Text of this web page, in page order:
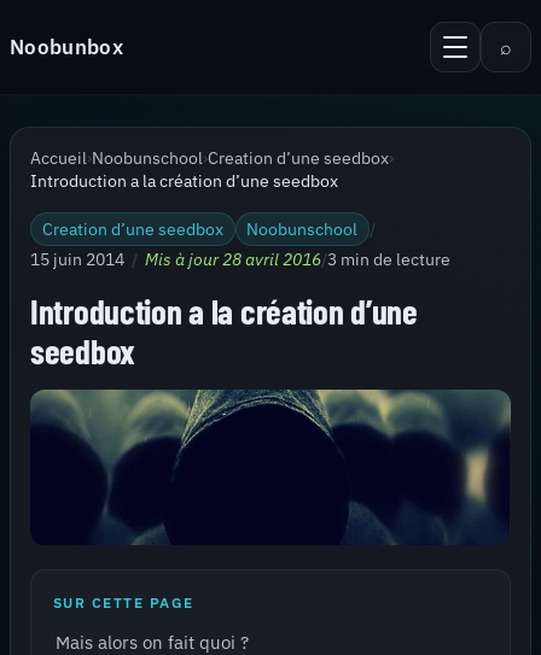
Noobunbox
Android
KiTTY Session Manager
Serveur
Virtualisation
Contact
Recherche
⌕
Accueil›Noobunschool›Creation d’une seedbox›
Introduction a la création d’une seedbox
Creation d’une seedbox Noobunschool
/
15 juin 2014 / Mis à jour 28 avril 2016/3 min de lecture
Introduction a la création d’une
seedbox
SUR CETTE PAGE
Mais alors on fait quoi ?